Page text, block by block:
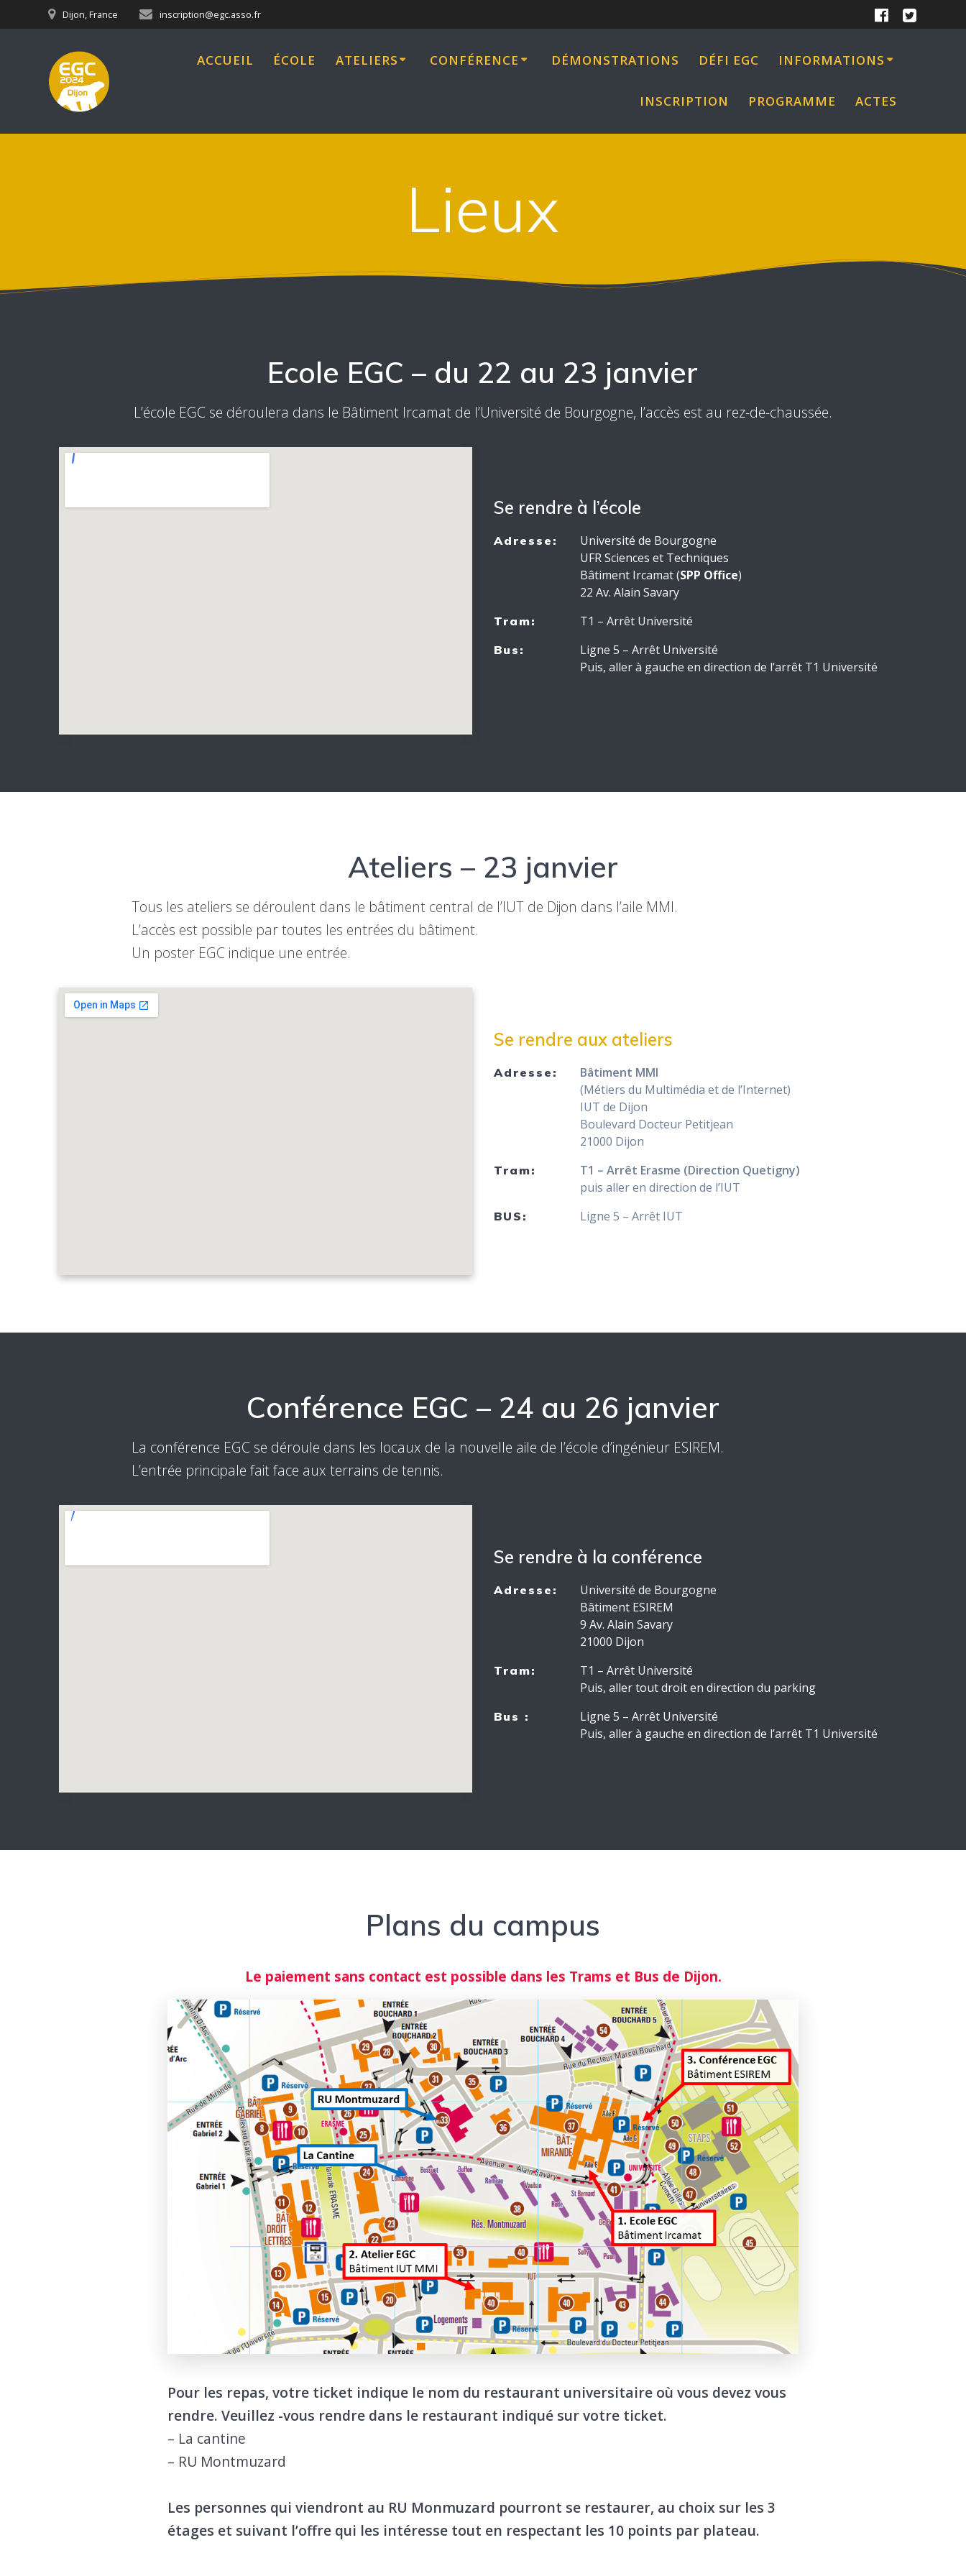
to
Dijon, France inscription@egc.asso.fr
ACCUEIL ÉCOLE ATELIERS CONFÉRENCE DÉMONSTRATIONS DÉFI EGC INFORMATIONS
INSCRIPTION PROGRAMME ACTES
Lieux
Ecole EGC – du 22 au 23 janvier
L’école EGC se déroulera dans le Bâtiment Ircamat de l’Université de Bourgogne, l’accès est au rez-de-chaussée.
Se rendre à l’école
Adresse:
Université de Bourgogne
UFR Sciences et Techniques
Bâtiment Ircamat (SPP Office)
22 Av. Alain Savary
Tram: T1 – Arrêt Université
Bus:
Ligne 5 – Arrêt Université
Puis, aller à gauche en direction de l’arrêt T1 Université
Ateliers – 23 janvier
Tous les ateliers se déroulent dans le bâtiment central de l’IUT de Dijon dans l’aile MMI.
L’accès est possible par toutes les entrées du bâtiment.
Un poster EGC indique une entrée.
Se rendre aux ateliers
Adresse:
Bâtiment MMI
(Métiers du Multimédia et de l’Internet)
IUT de Dijon
Boulevard Docteur Petitjean
21000 Dijon
Tram:
T1 – Arrêt Erasme (Direction Quetigny)
puis aller en direction de l’IUT
BUS: Ligne 5 – Arrêt IUT
Conférence EGC – 24 au 26 janvier
La conférence EGC se déroule dans les locaux de la nouvelle aile de l’école d’ingénieur ESIREM.
L’entrée principale fait face aux terrains de tennis.
Se rendre à la conférence
Adresse:
Université de Bourgogne
Bâtiment ESIREM
9 Av. Alain Savary
21000 Dijon
Tram:
T1 – Arrêt Université
Puis, aller tout droit en direction du parking
Bus :
Ligne 5 – Arrêt Université
Puis, aller à gauche en direction de l’arrêt T1 Université
Plans du campus
Le paiement sans contact est possible dans les Trams et Bus de Dijon.
Pour les repas, votre ticket indique le nom du restaurant universitaire où vous devez vous
rendre. Veuillez -vous rendre dans le restaurant indiqué sur votre ticket.
– La cantine
– RU Montmuzard
Les personnes qui viendront au RU Monmuzard pourront se restaurer, au choix sur les 3
étages et suivant l’offre qui les intéresse tout en respectant les 10 points par plateau.